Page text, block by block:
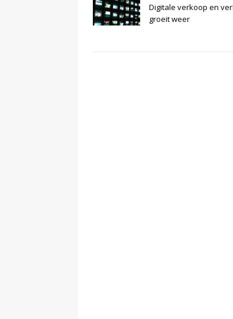
Digitale verkoop en
groeit weer